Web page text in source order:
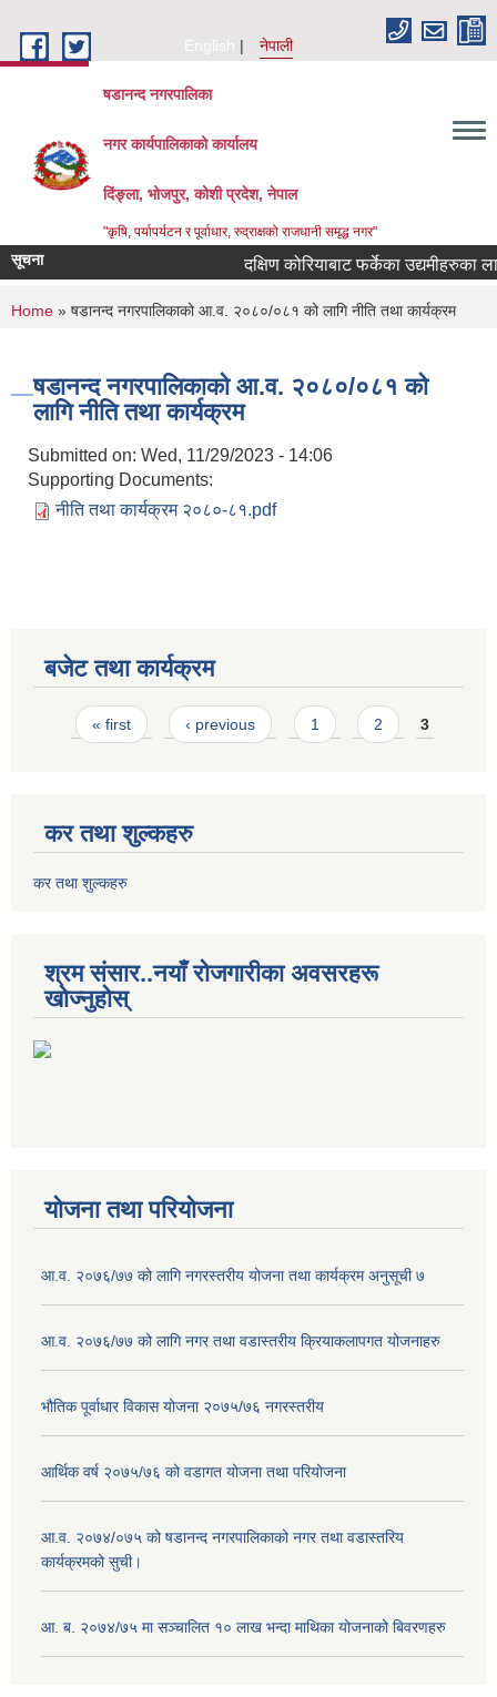
English
नेपाली
षडानन्द नगरपालिका
नगर कार्यपालिकाको कार्यालय
दिंङ्ला, भोजपुर, कोशी प्रदेश, नेपाल
"कृषि, पर्यापर्यटन र पूर्वाधार, रुद्राक्षको राजधानी समृद्ध नगर"
सूचना दक्षिण कोरियाबाट फर्केका उद्यमीहरुका
You are here
Home » षडानन्द नगरपालिकाको आ.व. २०८०/०८१ को लागि नीति तथा कार्यक्रम
षडानन्द नगरपालिकाको आ.व. २०८०/०८१ को
लागि नीति तथा कार्यक्रम
Submitted on: Wed, 11/29/2023 - 14:06
Supporting Documents:
नीति तथा कार्यक्रम २०८०-८१.pdf
बजेट तथा कार्यक्रम
Pages
« first ‹ previous 1 2 3
कर तथा शुल्कहरु
कर तथा शुल्कहरु
श्रम संसार..नयाँ रोजगारीका अवसरहरू
खोज्नुहोस्
योजना तथा परियोजना
आ.व. २०७६/७७ को लागि नगरस्तरीय योजना तथा कार्यक्रम अनुसूची ७
आ.व. २०७६/७७ को लागि नगर तथा वडास्तरीय क्रियाकलापगत योजनाहरु
भौतिक पूर्वाधार विकास योजना २०७५/७६ नगरस्तरीय
आर्थिक वर्ष २०७५/७६ को वडागत योजना तथा परियोजना
आ.व. २०७४/०७५ को षडानन्द नगरपालिकाको नगर तथा वडास्तरिय
कार्यक्रमको सुची।
आ. ब. २०७४/७५ मा सञ्चालित १० लाख भन्दा माथिका योजनाको बिवरणहरु